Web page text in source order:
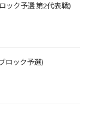
ック予選 第2代表戦)
ロック予選)